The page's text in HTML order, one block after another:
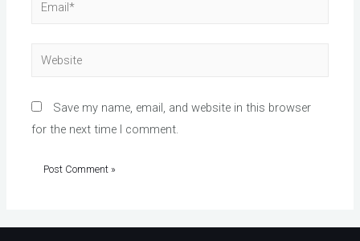
Website
Save my name, email, and website in this browser
for the next time I comment.